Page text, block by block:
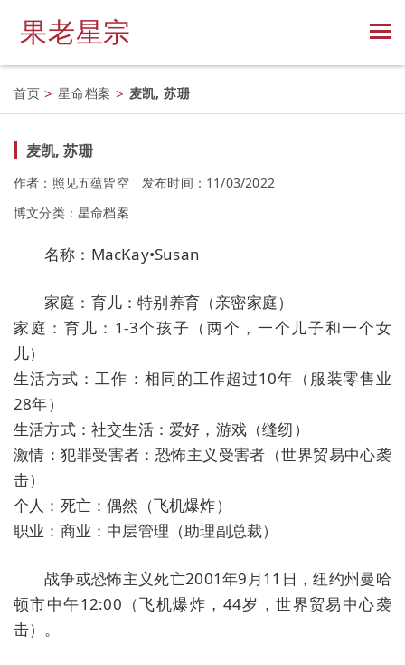
果老星宗
首页 > 星命档案 > 麦凯, 苏珊
麦凯, 苏珊
作者：照见五蕴皆空
发布时间：11/03/2022
博文分类： 星命档案
名称：MacKay•Susan
家庭：育儿：特别养育（亲密家庭）
家庭：育儿：1-3个孩子（两个，一个儿子和一个女
儿）
生活方式：工作：相同的工作超过10年（服装零售业
28年）
生活方式：社交生活：爱好，游戏（缝纫）
激情：犯罪受害者：恐怖主义受害者（世界贸易中心袭
击）
个人：死亡：偶然（飞机爆炸）
职业：商业：中层管理（助理副总裁）
战争或恐怖主义死亡2001年9月11日，纽约州曼哈
顿市中午12:00（飞机爆炸，44岁，世界贸易中心袭
击）。